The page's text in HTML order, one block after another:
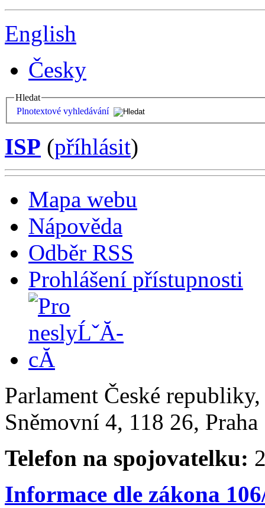
English
Česky
Hledat
Plnotextové vyhledávání
ISP (příhlásit)
Mapa webu
Nápověda
Odběr RSS
Prohlášení přístupnosti
Parlament České
Sněmovní 4, 118 26,
Telefon na spojovatelku:
Informace dle zákona